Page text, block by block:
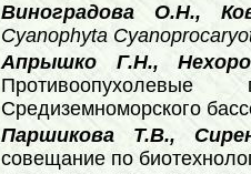
Виноградова О.Н.,
Cyanophyta
Апрышко Г.Н.,
Средиземноморского
Паршикова Т.В.,
совещание по